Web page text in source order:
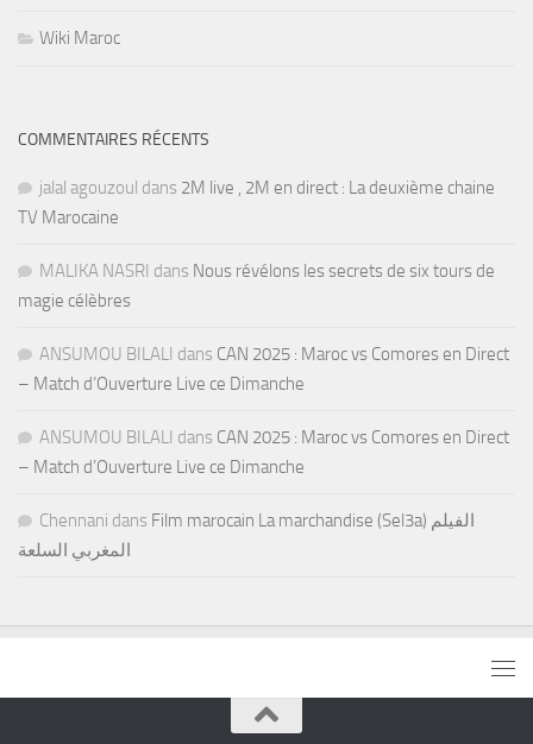
Wiki Maroc
COMMENTAIRES RÉCENTS
jalal agouzoul dans 2M live , 2M en direct : La deuxième chaine
TV Marocaine
MALIKA NASRI dans Nous révélons les secrets de six tours de
magie célèbres
ANSUMOU BILALI dans CAN 2025 : Maroc vs Comores en Direct
– Match d’Ouverture Live ce Dimanche
ANSUMOU BILALI dans CAN 2025 : Maroc vs Comores en Direct
– Match d’Ouverture Live ce Dimanche
Chennani dans Film marocain La marchandise (Sel3a) الفيلم
المغربي السلعة